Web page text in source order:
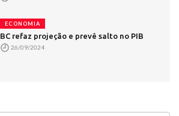
ECONOMIA
BC refaz projeção e prevê salto no PIB
26/09/2024